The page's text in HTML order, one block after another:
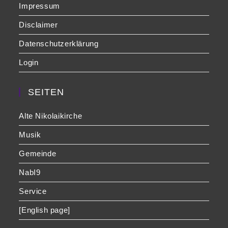
Impressum
Disclaimer
Datenschutzerklärung
Login
SEITEN
Alte Nikolaikirche
Musik
Gemeinde
NabI9
Service
[English page]